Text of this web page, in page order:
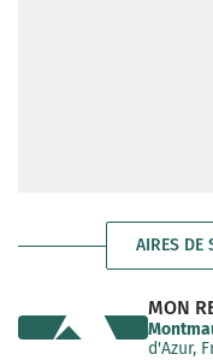
AIRES DE
MON
d'Azur,